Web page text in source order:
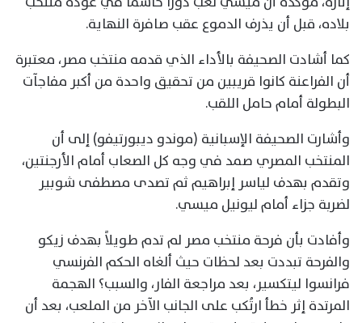
بلاده، قبل أن يذرف الدموع عقب صافرة النهاية.
كما أشادت الصحيفة بالأداء الذي قدمه منتخب مصر، معتبرة
أن الفراعنة كانوا قريبين من تحقيق واحدة من أكبر مفاجآت
البطولة أمام حامل اللقب.
وأشارت الصحيفة الإسبانية (موندو ديبورتيفو) إلى أن
المنتخب المصري صمد في وجه كل الصعاب أمام الأرجنتين،
وتقدم بهدف لياسر إبراهيم ثم تصدى مصطفى شوبير
لضربة جزاء أمام ليونيل ميسي.
وأفادت بأن فرحة منتخب مصر لم تدم طويلاً بهدف زيكو
والفرحة تبددت بعد لحظات حيث ألغاه الحكم الفرنسي
فرانسوا ليتكسير، بعد مراجعة الفار، والسبب؟ الهجمة
المرتدة إثر خطأ ارتُكب على الجانب الآخر من الملعب، بعد أن